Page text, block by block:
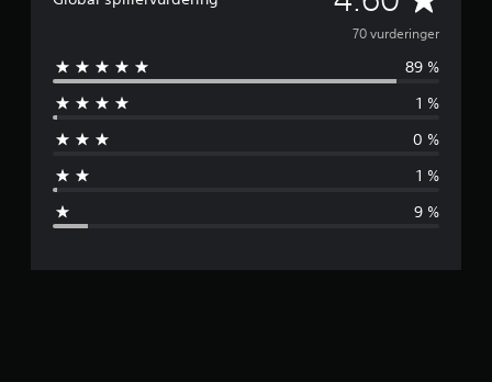
j
e
n
o
s
70 vurderinger
89 %
1 %
0 %
1 %
9 %